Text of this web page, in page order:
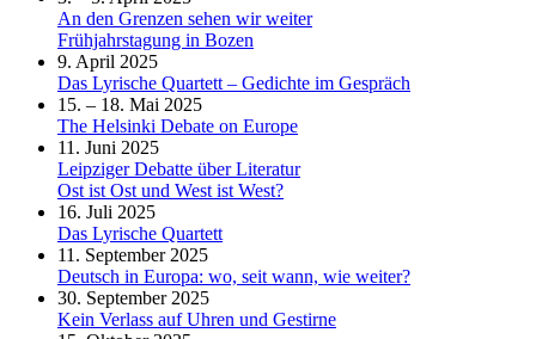
An den Grenzen sehen wir weiter
Frühjahrstagung in Bozen
9. April 2025
Das Lyrische Quartett – Gedichte im Gespräch
15. – 18. Mai 2025
The Helsinki Debate on Europe
11. Juni 2025
Leipziger Debatte über Literatur
Ost ist Ost und West ist West?
16. Juli 2025
Das Lyrische Quartett
11. September 2025
Deutsch in Europa: wo, seit wann, wie weiter?
30. September 2025
Kein Verlass auf Uhren und Gestirne